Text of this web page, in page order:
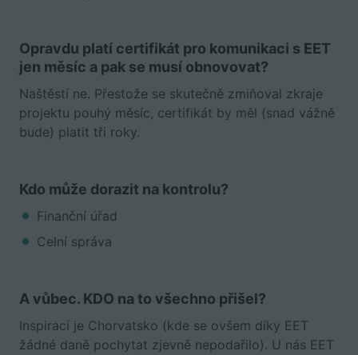
Opravdu platí certifikát pro komunikaci s EET
jen měsíc a pak se musí obnovovat?
Naštěstí ne. Přestože se skutečně zmiňoval zkraje
projektu pouhý měsíc, certifikát by měl (snad vážně
bude) platit tři roky.
Kdo může dorazit na kontrolu?
Finanční úřad
Celní správa
A vůbec. KDO na to všechno přišel?
Inspirací je Chorvatsko (kde se ovšem díky EET
žádné daně pochytat zjevně nepodařilo). U nás EET